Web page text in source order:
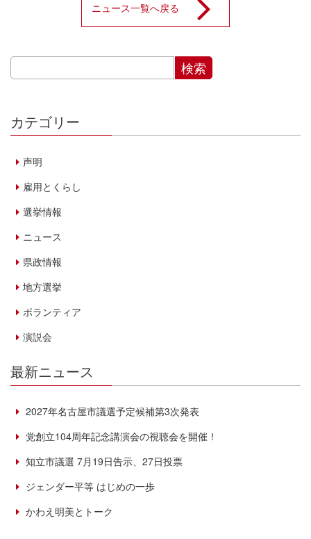
ニュース一覧へ戻る
カテゴリー
声明
雇用とくらし
選挙情報
ニュース
県政情報
地方選挙
ボランティア
演説会
最新ニュース
2027年名古屋市議選予定候補第3次発表
党創立104周年記念講演会の視聴会を開催！
知立市議選 7月19日告示、27日投票
ジェンダー平等 はじめの一歩
かわえ明美とトーク